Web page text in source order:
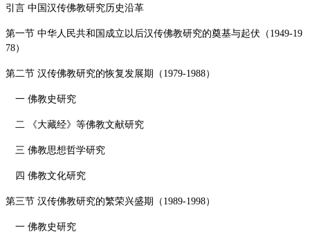
引言 中国汉传佛教研究历史沿革
第一节 中华人民共和国成立以后汉传佛教研究的奠基与起伏（ 1949-19
78）
第二节 汉传佛教研究的恢复发展期（ 1979-1988）
一 佛教史研究
二 《大藏经》等佛教文献研究
三 佛教思想哲学研究
四 佛教文化研究
第三节 汉传佛教研究的繁荣兴盛期（ 1989-1998）
一 佛教史研究